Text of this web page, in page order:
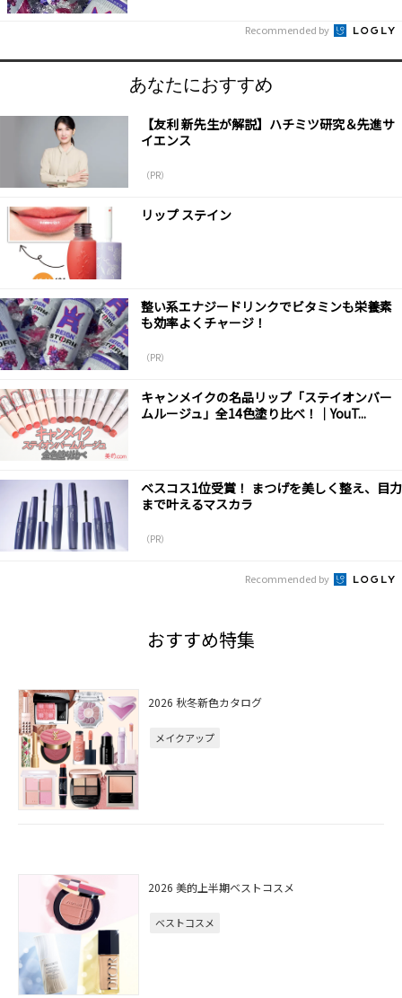
Recommended by
あなたにおすすめ
【友利 新先生が解説】ハチミツ研究＆先進サ
イエンス
（PR）
リップ ステイン
整い系エナジードリンクでビタミンも栄養素
も効率よくチャージ！
（PR）
キャンメイクの名品リップ「ステイオンバー
ムルージュ」全14色塗り比べ！｜YouT...
ベスコス1位受賞！ まつげを美しく整え、目力
まで叶えるマスカラ
（PR）
Recommended by
おすすめ特集
2026 秋冬新色カタログ
メイクアップ
2026 美的上半期ベストコスメ
ベストコスメ